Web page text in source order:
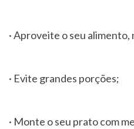
· Aproveite o seu alimento,
· Evite grandes porções;
· Monte o seu prato com